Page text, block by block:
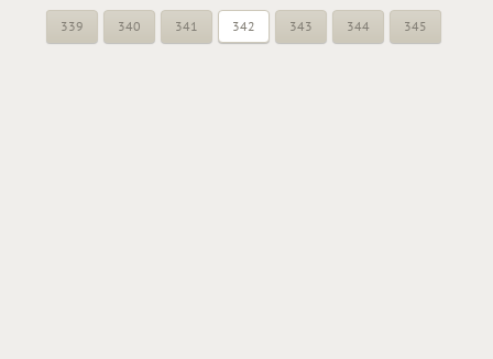
339 340 341 342 343 344 345